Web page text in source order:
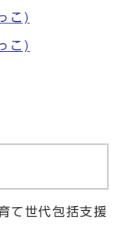
こ)
こ)
世代包括支援